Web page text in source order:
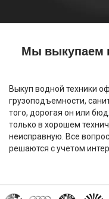
Мы выкупаем
Выкуп водной техники
грузоподъемности,
того, дорогая он или
только в хорошем
неисправную. Все
решаются с учетом